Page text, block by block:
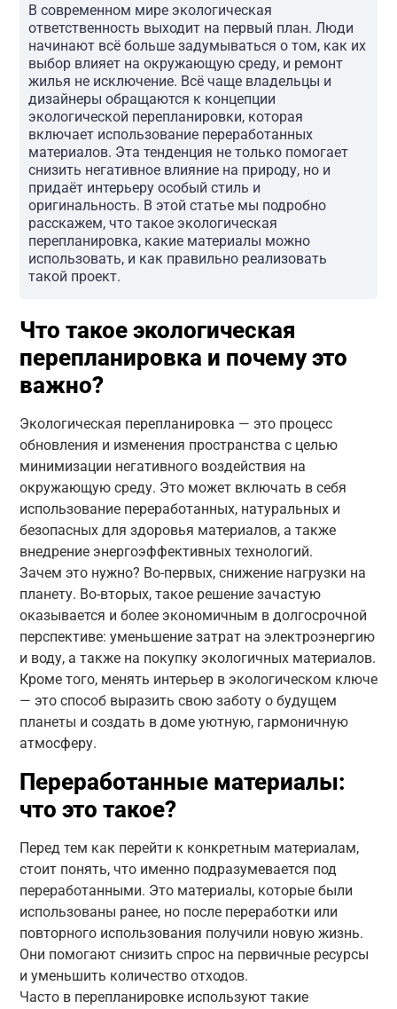
В современном мире экологическая
ответственность выходит на первый план. Люди
начинают всё больше задумываться о том, как их
выбор влияет на окружающую среду, и ремонт
жилья не исключение. Всё чаще владельцы и
дизайнеры обращаются к концепции
экологической перепланировки, которая
включает использование переработанных
материалов. Эта тенденция не только помогает
снизить негативное влияние на природу, но и
придаёт интерьеру особый стиль и
оригинальность. В этой статье мы подробно
расскажем, что такое экологическая
перепланировка, какие материалы можно
использовать, и как правильно реализовать
такой проект.
Что такое экологическая
перепланировка и почему это
важно?
Экологическая перепланировка — это процесс
обновления и изменения пространства с целью
минимизации негативного воздействия на
окружающую среду. Это может включать в себя
использование переработанных, натуральных и
безопасных для здоровья материалов, а также
внедрение энергоэффективных технологий.
Зачем это нужно? Во-первых, снижение нагрузки на
планету. Во-вторых, такое решение зачастую
оказывается и более экономичным в долгосрочной
перспективе: уменьшение затрат на электроэнергию
и воду, а также на покупку экологичных материалов.
Кроме того, менять интерьер в экологическом ключе
— это способ выразить свою заботу о будущем
планеты и создать в доме уютную, гармоничную
атмосферу.
Переработанные материалы:
что это такое?
Перед тем как перейти к конкретным материалам,
стоит понять, что именно подразумевается под
переработанными. Это материалы, которые были
использованы ранее, но после переработки или
повторного использования получили новую жизнь.
Они помогают снизить спрос на первичные ресурсы
и уменьшить количество отходов.
Часто в перепланировке используют такие